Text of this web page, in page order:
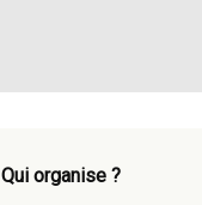
Qui organise ?